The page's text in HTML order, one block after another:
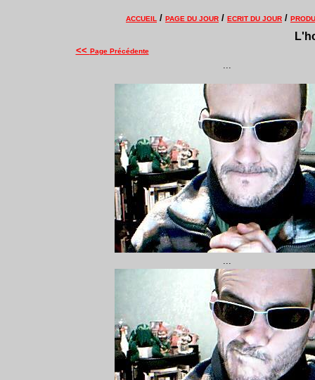
ACCUEIL / PAGE DU JOUR / ECRIT DU JOUR /
<< Page Précédente
...
...